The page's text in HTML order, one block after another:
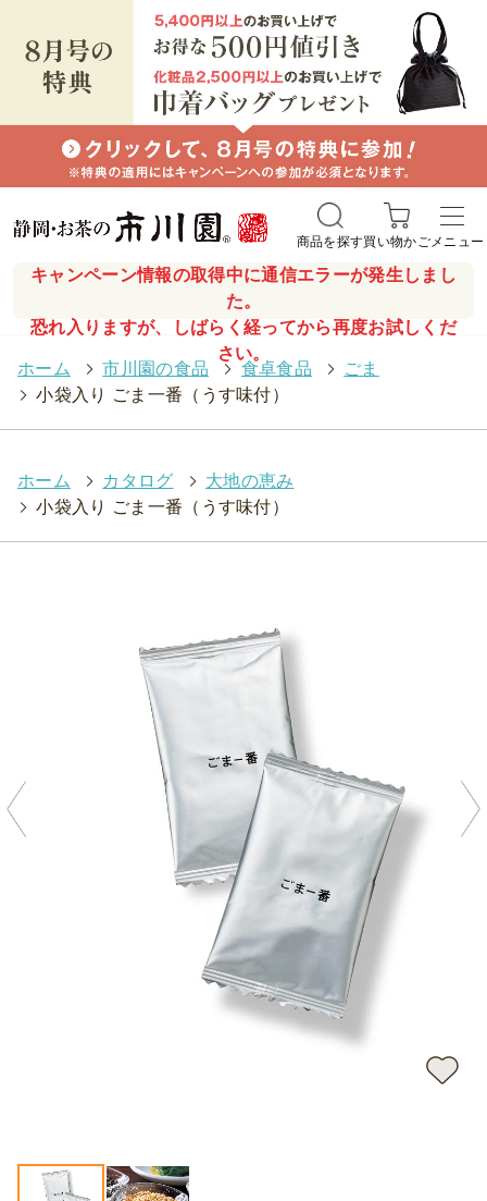
キャンペーン情報の取得中に通信エラーが発生しまし
た。
恐れ入りますが、しばらく経ってから再度お試しくだ
さい。
商品を探す買い物かごメニュー
ホーム > 市川園の食品 > 食卓食品 >
ごま
> 小袋入り ごま一番（うす味付）
ホーム > カタログ > 大地の恵み
> 小袋入り ごま一番（うす味付）